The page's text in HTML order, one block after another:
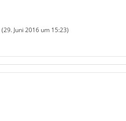
(29. Juni 2016 um 15:23)